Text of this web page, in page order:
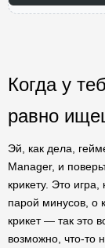
Когда у
равно
Эй, как дела,
Manager, и
крикету. Это
парой минусов, о
крикет — так это
возможно, что-то